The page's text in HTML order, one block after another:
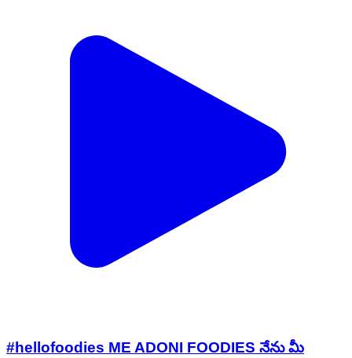
#hellofoodies ME ADONI FOODIES నేను మీ